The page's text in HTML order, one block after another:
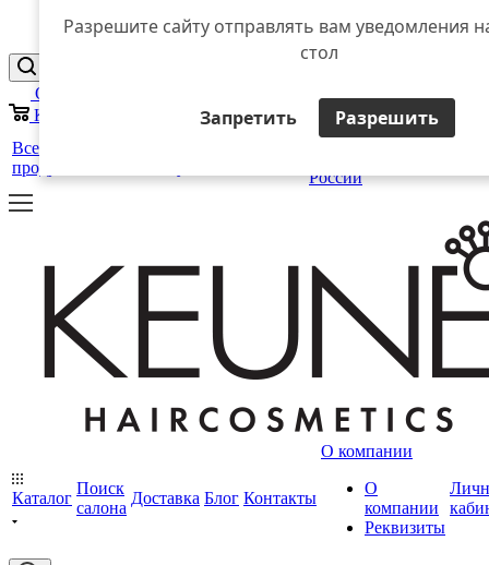
Разрешите сайту отправлять вам уведомления
стол
Запретить Разрешить
Отложенные
Корзина
Все
продукты
25 лет
России
+
Каталог
Поиск
салона
Доставка Блог Контакты
О компании
О
компании
Реквизиты